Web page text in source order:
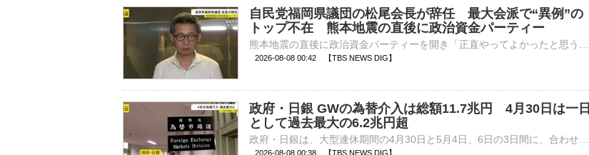
自民党福岡県議団の松尾会長が辞任 最大会派で“異例”の
トップ不在 熊本地震の直後に政治資金パーティー
2026-08-08 00:42 【TBS NEWS DIG】
政府・日銀 GWの為替介入は総額11.7兆円 4月30日は一日
として過去最大の6.2兆円超
2026-08-08 00:38 【TBS NEWS DIG】